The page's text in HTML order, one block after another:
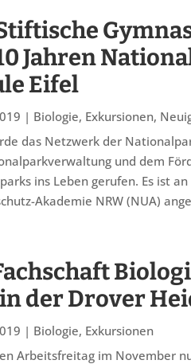
Jahren
Eifel
| Biologie, Exkursionen,
das Netzwerk der
und dem
ins Leben gerufen. Es ist
Akademie NRW (NUA)
der Drover
| Biologie, Exkursionen
Arbeitsfreitag im November